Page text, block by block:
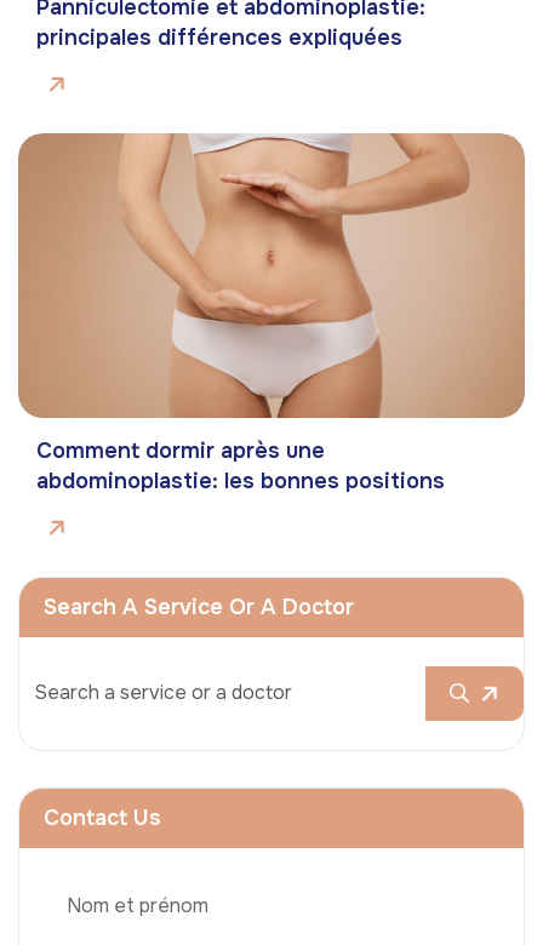
Panniculectomie et abdominoplastie:
principales différences expliquées
Comment dormir après une
abdominoplastie: les bonnes positions
Search A Service Or A Doctor
Contact Us